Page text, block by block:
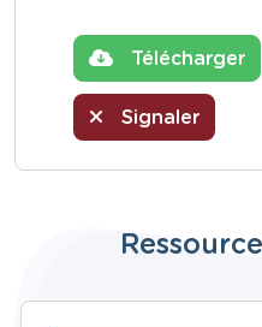
Télécharger
Signaler